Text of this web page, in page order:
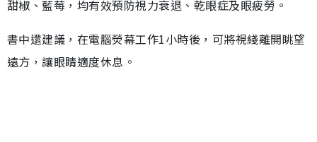
甜椒、藍莓，均有效預防視力衰退、乾眼症及眼疲勞。
書中還建議，在電腦熒幕工作1小時後，可將視綫離開眺望
遠方，讓眼睛適度休息。